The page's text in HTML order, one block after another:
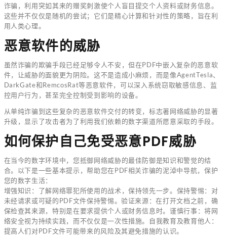
诈骗，利用突如其来的赠奖刺激使个人盲目提交个人资料或财务信息。
这些并不仅仅是随机的尝试；它们是精心计算和针对性的策略，旨在利
用人类心理。
恶意软件的威胁
虽然诈骗的欺骗手段已经足够令人不安，但在PDF中嵌入复杂的恶意软
件，让威胁的面貌更为阴险。这不是造成小麻烦，而是像AgentTesla、
DarkGate和RemcosRat等恶意软件，可以深入系统窃取敏感信息、监
控用户行为，甚至完全控制受到影响的设备。
从单纯诈骗到这些复杂的恶意软件交付的转变，标志著网络威胁的显著
升级，显示了攻击者为了利用我们依赖的数字渠道所愿意采取的手段。
如何保护自己免受恶意PDF威胁
在当今的数字环境中，您抵御网络威胁的最佳防御是知识和警觉的结
合。以下是一些基本提示，帮助您在PDF相关诈骗的泥淖中导航，保护
您的数字生活：
增强知识：了解网络罪犯所使用的战术，保持领先一步。保持警惕：对
未经请求或可疑的PDF文件保持警惕。验证来源：在打开文档之前，确
保检查其来源，特别是在要求提供个人或财务信息时。谨慎行事：将网
络安全视为持续实践，而不仅仅是一次性措施。自我教育及教育他人：
提高人们对PDF文件可能带来的风险及其避免措施的认识。